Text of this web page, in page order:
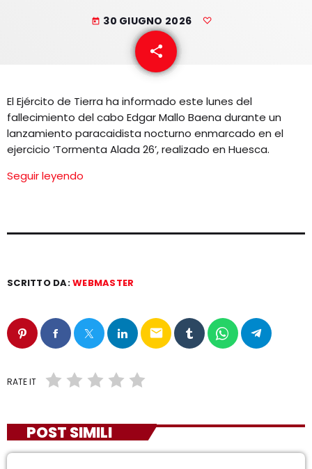
today 30 GIUGNO 2026
share
email
El Ejército de Tierra ha informado este lunes del
fallecimiento del cabo Edgar Mallo Baena durante un
lanzamiento paracaidista nocturno enmarcado en el
ejercicio ‘Tormenta Alada 26’, realizado en Huesca.
Seguir leyendo
SCRITTO DA:WEBMASTER
email
RATE IT
POST SIMILI